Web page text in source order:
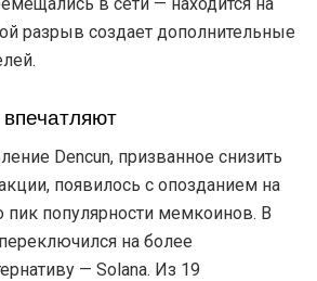
разрыв создает дополнительные
Dencun, призванное снизить
появилось с опозданием на
пик популярности мемкоинов. В
на более
— Solana. Из 19